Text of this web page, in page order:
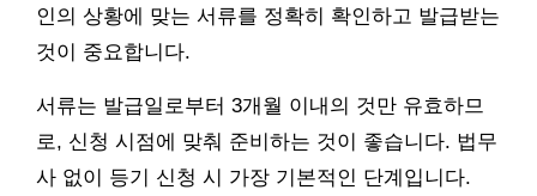
인의 상황에 맞는 서류를 정확히 확인하고 발급받는
것이 중요합니다.
서류는 발급일로부터 3개월 이내의 것만 유효하므
로, 신청 시점에 맞춰 준비하는 것이 좋습니다. 법무
사 없이 등기 신청 시 가장 기본적인 단계입니다.